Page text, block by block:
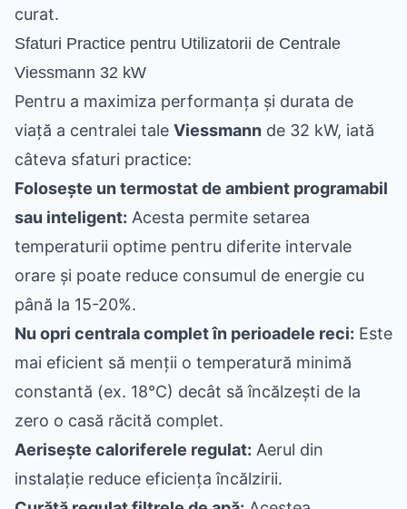
curat.
Sfaturi Practice pentru Utilizatorii de Centrale
Viessmann 32 kW
Pentru a maximiza performanța și durata de
viață a centralei tale Viessmann de 32 kW, iată
câteva sfaturi practice:
Folosește un termostat de ambient programabil
sau inteligent: Acesta permite setarea
temperaturii optime pentru diferite intervale
orare și poate reduce consumul de energie cu
până la 15-20%.
Nu opri centrala complet în perioadele reci: Este
mai eficient să menții o temperatură minimă
constantă (ex. 18°C) decât să încălzești de la
zero o casă răcită complet.
Aerisește caloriferele regulat: Aerul din
instalație reduce eficiența încălzirii.